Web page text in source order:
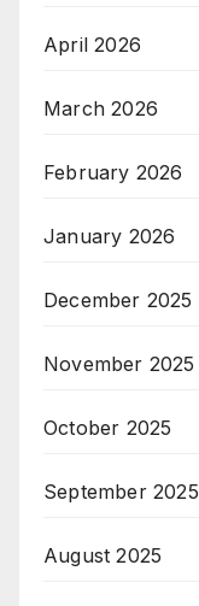
April 2026
March 2026
February 2026
January 2026
December 2025
November 2025
October 2025
September 2025
August 2025